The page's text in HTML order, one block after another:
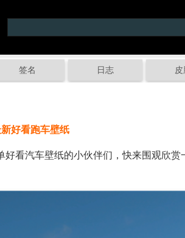
签名 日志
好看跑车壁纸
看汽车壁纸的小伙伴们，快来围观欣赏